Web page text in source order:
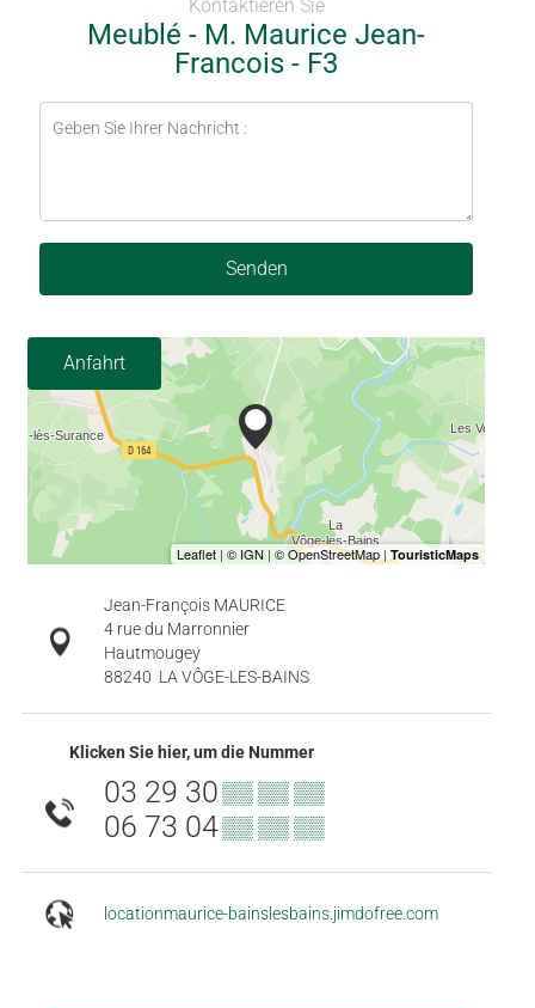
Kontaktieren Sie
Meublé - M. Maurice Jean-
Francois - F3
Senden
Anfahrt
Jean-François MAURICE
4 rue du Marronnier
Hautmougey
88240 LA VÔGE-LES-BAINS
Klicken Sie hier, um die Nummer
03 29 30▒▒ ▒▒ ▒▒
06 73 04▒▒ ▒▒ ▒▒
locationmaurice-bainslesbains.jimdofree.com